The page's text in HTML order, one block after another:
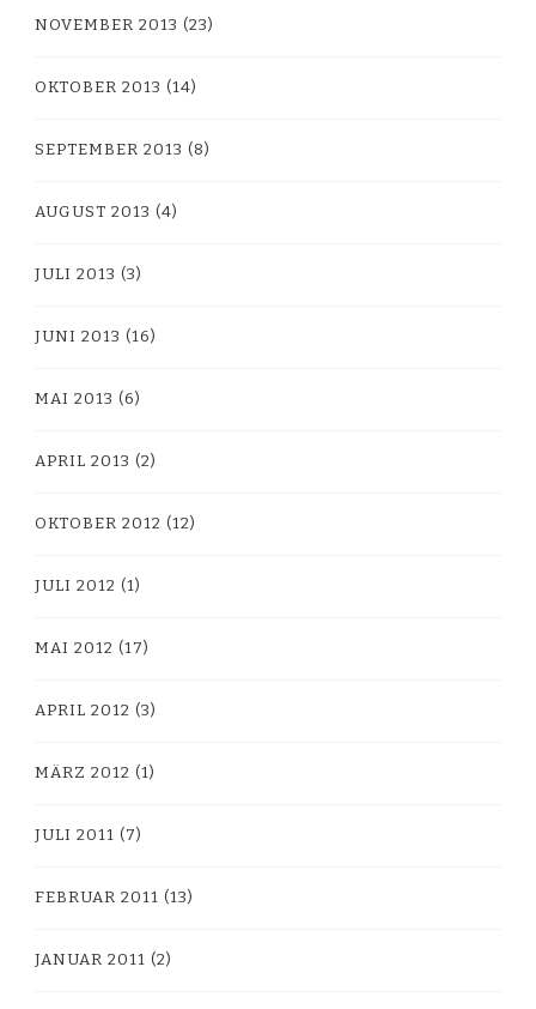
NOVEMBER 2013 (23)
OKTOBER 2013 (14)
SEPTEMBER 2013 (8)
AUGUST 2013 (4)
JULI 2013 (3)
JUNI 2013 (16)
MAI 2013 (6)
APRIL 2013 (2)
OKTOBER 2012 (12)
JULI 2012 (1)
MAI 2012 (17)
APRIL 2012 (3)
MÄRZ 2012 (1)
JULI 2011 (7)
FEBRUAR 2011 (13)
JANUAR 2011 (2)